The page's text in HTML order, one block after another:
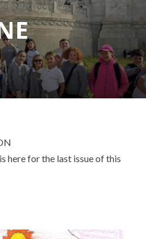
here for the last issue of this